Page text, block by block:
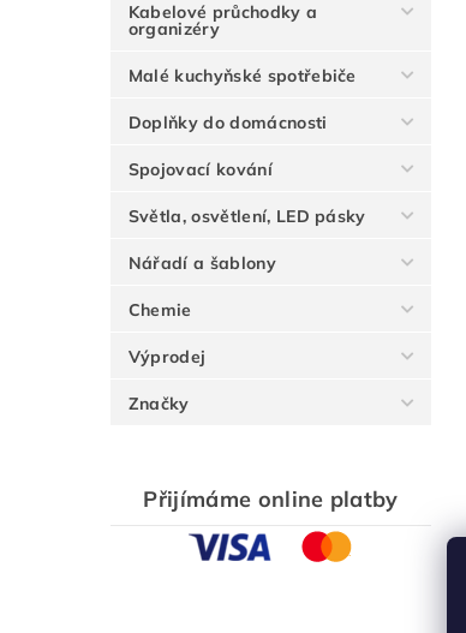
Kabelové průchodky a
organizéry
Malé kuchyňské spotřebiče
Doplňky do domácnosti
Spojovací kování
Světla, osvětlení, LED pásky
Nářadí a šablony
Chemie
Výprodej
Značky
Přijímáme online platby